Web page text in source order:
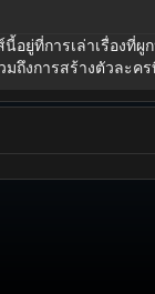
อยู่ที่การเล่าเรื่องที่
ถึงการสร้างตัวละค